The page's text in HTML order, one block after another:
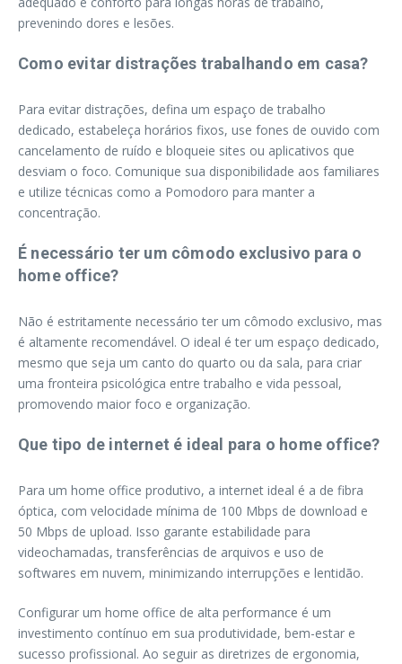
prevenindo dores e lesões.
Como evitar distrações trabalhando em casa?
Para evitar distrações, defina um espaço de trabalho
dedicado, estabeleça horários fixos, use fones de ouvido com
cancelamento de ruído e bloqueie sites ou aplicativos que
desviam o foco. Comunique sua disponibilidade aos familiares
e utilize técnicas como a Pomodoro para manter a
concentração.
É necessário ter um cômodo exclusivo para o
home office?
Não é estritamente necessário ter um cômodo exclusivo, mas
é altamente recomendável. O ideal é ter um espaço dedicado,
mesmo que seja um canto do quarto ou da sala, para criar
uma fronteira psicológica entre trabalho e vida pessoal,
promovendo maior foco e organização.
Que tipo de internet é ideal para o home office?
Para um home office produtivo, a internet ideal é a de fibra
óptica, com velocidade mínima de 100 Mbps de download e
50 Mbps de upload. Isso garante estabilidade para
videochamadas, transferências de arquivos e uso de
softwares em nuvem, minimizando interrupções e lentidão.
Configurar um home office de alta performance é um
investimento contínuo em sua produtividade, bem-estar e
sucesso profissional. Ao seguir as diretrizes de ergonomia,